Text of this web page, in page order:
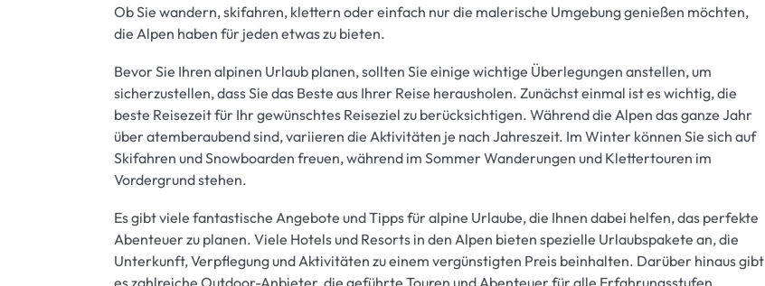
Ob Sie wandern, skifahren, klettern oder einfach nur die malerische Umgebung genießen möchten,
die Alpen haben für jeden etwas zu bieten.
Bevor Sie Ihren alpinen Urlaub planen, sollten Sie einige wichtige Überlegungen anstellen, um
sicherzustellen, dass Sie das Beste aus Ihrer Reise herausholen. Zunächst einmal ist es wichtig, die
beste Reisezeit für Ihr gewünschtes Reiseziel zu berücksichtigen. Während die Alpen das ganze Jahr
über atemberaubend sind, variieren die Aktivitäten je nach Jahreszeit. Im Winter können Sie sich auf
Skifahren und Snowboarden freuen, während im Sommer Wanderungen und Klettertouren im
Vordergrund stehen.
Es gibt viele fantastische Angebote und Tipps für alpine Urlaube, die Ihnen dabei helfen, das perfekte
Abenteuer zu planen. Viele Hotels und Resorts in den Alpen bieten spezielle Urlaubspakete an, die
Unterkunft, Verpflegung und Aktivitäten zu einem vergünstigten Preis beinhalten. Darüber hinaus gibt
es zahlreiche Outdoor-Anbieter, die geführte Touren und Abenteuer für alle Erfahrungsstufen